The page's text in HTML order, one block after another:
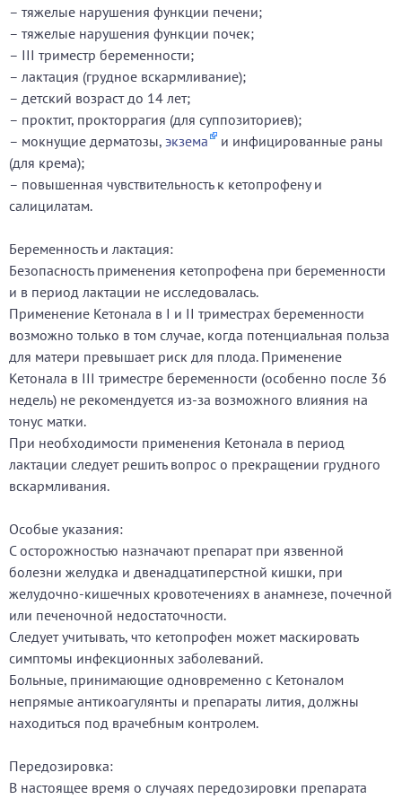
– тяжелые нарушения функции печени;
– тяжелые нарушения функции почек;
– III триместр беременности;
– лактация (грудное вскармливание);
– детский возраст до 14 лет;
– проктит, прокторрагия (для суппозиториев);
– мокнущие дерматозы, экзема
и инфицированные раны
(для крема);
– повышенная чувствительность к кетопрофену и
салицилатам.
Беременность и лактация:
Безопасность применения кетопрофена при беременности
и в период лактации не исследовалась.
Применение Кетонала в I и II триместрах беременности
возможно только в том случае, когда потенциальная польза
для матери превышает риск для плода. Применение
Кетонала в III триместре беременности (особенно после 36
недель) не рекомендуется из-за возможного влияния на
тонус матки.
При необходимости применения Кетонала в период
лактации следует решить вопрос о прекращении грудного
вскармливания.
Особые указания:
С осторожностью назначают препарат при язвенной
болезни желудка и двенадцатиперстной кишки, при
желудочно-кишечных кровотечениях в анамнезе, почечной
или печеночной недостаточности.
Следует учитывать, что кетопрофен может маскировать
симптомы инфекционных заболеваний.
Больные, принимающие одновременно с Кетоналом
непрямые антикоагулянты и препараты лития, должны
находиться под врачебным контролем.
Передозировка:
В настоящее время о случаях передозировки препарата